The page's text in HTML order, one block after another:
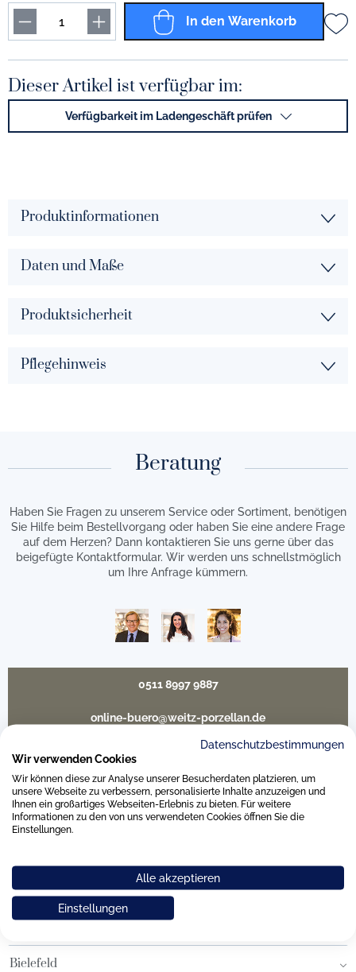
In den Warenkorb
Dieser Artikel ist verfügbar im:
Verfügbarkeit im Ladengeschäft prüfen
Produktinformationen
Daten und Maße
Produktsicherheit
Pflegehinweis
Beratung
Haben Sie Fragen zu unserem Service oder Sortiment, benötigen
Sie Hilfe beim Bestellvorgang oder haben Sie eine andere Frage
auf dem Herzen? Dann kontaktieren Sie uns gerne über das
beigefügte Kontaktformular. Wir werden uns schnellstmöglich
um Ihre Anfrage kümmern.
0511 8997 9887
online-buero@weitz-porzellan.de
Unsere Häuser
Hamburg am Neuen Wall
Hamburg AEZ
Bielefeld
Datenschutzbestimmungen
Wir verwenden Cookies
Wir können diese zur Analyse unserer Besucherdaten platzieren, um
unsere Webseite zu verbessern, personalisierte Inhalte anzuzeigen und
Ihnen ein großartiges Webseiten-Erlebnis zu bieten. Für weitere
Informationen zu den von uns verwendeten Cookies öffnen Sie die
Einstellungen.
Alle akzeptieren
Einstellungen